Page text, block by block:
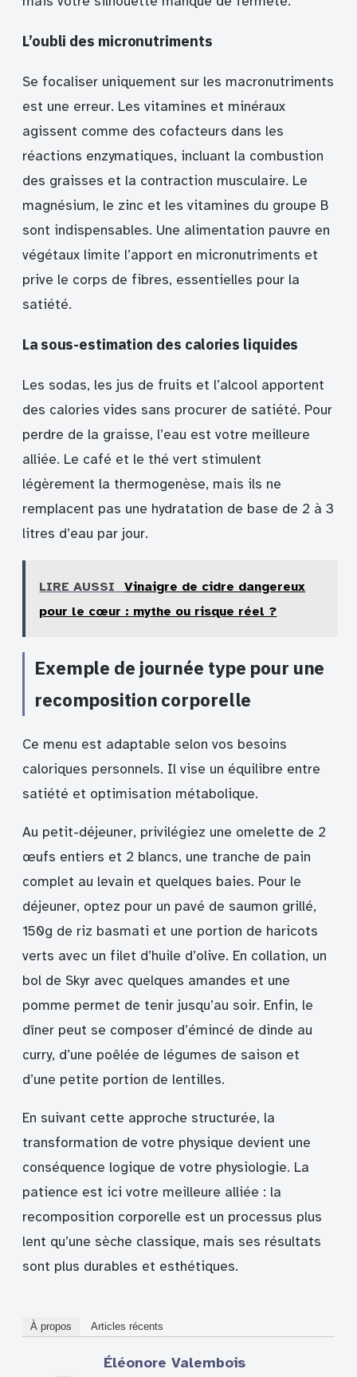
L’oubli des micronutriments
Se focaliser uniquement sur les macronutriments
est une erreur. Les vitamines et minéraux
agissent comme des cofacteurs dans les
réactions enzymatiques, incluant la combustion
des graisses et la contraction musculaire. Le
magnésium, le zinc et les vitamines du groupe B
sont indispensables. Une alimentation pauvre en
végétaux limite l’apport en micronutriments et
prive le corps de fibres, essentielles pour la
satiété.
La sous-estimation des calories liquides
Les sodas, les jus de fruits et l’alcool apportent
des calories vides sans procurer de satiété. Pour
perdre de la graisse, l’eau est votre meilleure
alliée. Le café et le thé vert stimulent
légèrement la thermogenèse, mais ils ne
remplacent pas une hydratation de base de 2 à 3
litres d’eau par jour.
LIRE AUSSI
Vinaigre de cidre dangereux
pour le cœur : mythe ou risque réel ?
Exemple de journée type pour une
recomposition corporelle
Ce menu est adaptable selon vos besoins
caloriques personnels. Il vise un équilibre entre
satiété et optimisation métabolique.
Au petit-déjeuner, privilégiez une omelette de 2
œufs entiers et 2 blancs, une tranche de pain
complet au levain et quelques baies. Pour le
déjeuner, optez pour un pavé de saumon grillé,
150g de riz basmati et une portion de haricots
verts avec un filet d’huile d’olive. En collation, un
bol de Skyr avec quelques amandes et une
pomme permet de tenir jusqu’au soir. Enfin, le
dîner peut se composer d’émincé de dinde au
curry, d’une poêlée de légumes de saison et
d’une petite portion de lentilles.
En suivant cette approche structurée, la
transformation de votre physique devient une
conséquence logique de votre physiologie. La
patience est ici votre meilleure alliée : la
recomposition corporelle est un processus plus
lent qu’une sèche classique, mais ses résultats
sont plus durables et esthétiques.
À propos Articles récents
Éléonore Valembois